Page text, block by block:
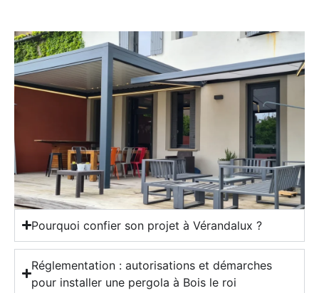
Pourquoi confier son projet à Vérandalux ?
Réglementation : autorisations et démarches
pour installer une pergola à Bois le roi